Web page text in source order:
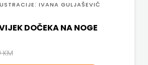
IVANA GULJAŠEVIĆ
DOČEKA NA NOGE
KM